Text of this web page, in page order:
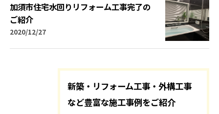
加須市住宅水回りリフォーム工事完了の
ご紹介
2020/12/27
新築・リフォーム工事・外構工事
など豊富な施工事例をご紹介